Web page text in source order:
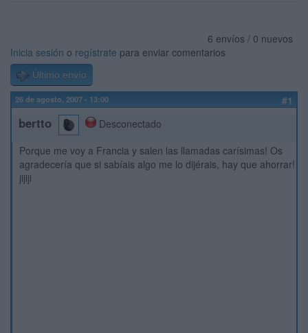
6 envíos / 0 nuevos
Inicia sesión o regístrate para enviar comentarios
Último envío
26 de agosto, 2007 - 13:00 #1
bertto
Desconectado
Porque me voy a Francia y salen las llamadas carísimas! Os
agradecería que si sabíais algo me lo dijérais, hay que ahorrar!
jijiji